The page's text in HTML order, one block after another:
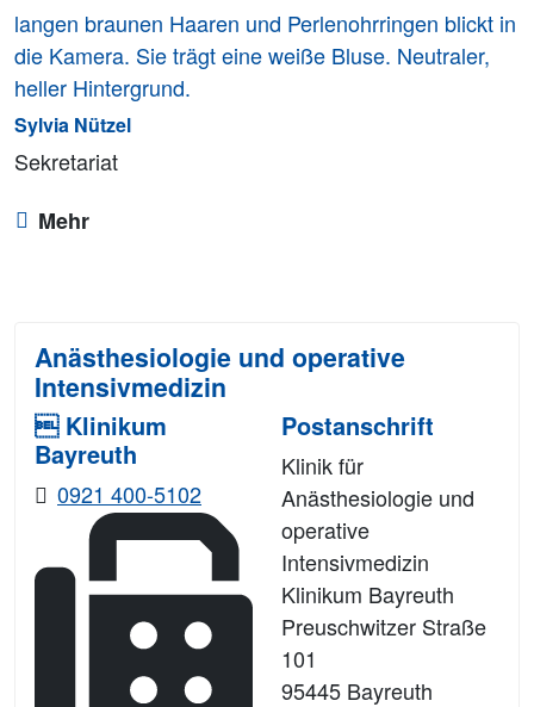
Sylvia Nützel
Sekretariat
Mehr
Anästhesiologie und operative
Intensivmedizin
 Klinikum
Bayreuth
0921 400-5102
Postanschrift
Klinik für
Anästhesiologie und
operative
Intensivmedizin
Klinikum Bayreuth
Preuschwitzer Straße
101
95445 Bayreuth